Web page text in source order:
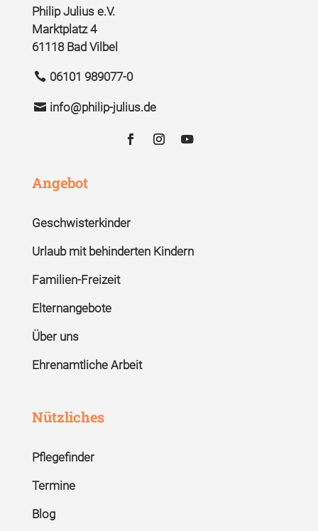
Philip Julius e.V.
Marktplatz 4
61118 Bad Vilbel
06101 989077-0
info@philip-julius.de
Angebot
Geschwisterkinder
Urlaub mit behinderten Kindern
Familien-Freizeit
Elternangebote
Über uns
Ehrenamtliche Arbeit
Nützliches
Pflegefinder
Termine
Blog